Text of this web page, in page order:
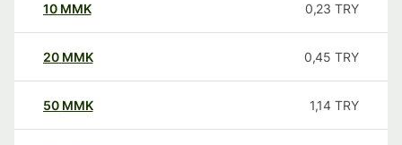
10 MMK 0,23 TRY
20 MMK 0,45 TRY
50 MMK 1,14 TRY